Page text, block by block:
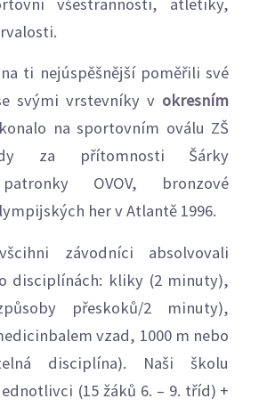
ti nejúspěšnější poměřili své
svými vrstevníky v okresním
na sportovním oválu ZŠ
za přítomnosti Šárky
OVOV, bronzové
her v Atlantě 1996.
závodníci absolvovali
disciplínách: kliky (2 minuty),
přeskoků/2 minuty),
vzad, 1000 m nebo
disciplína). Naši školu
(15 žáků 6. – 9. tříd) +